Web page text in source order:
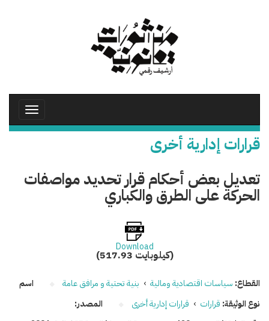
Toggle
قرارات إدارية أخرى
تعديل بعض أحكام قرار تحديد مواصفات
الحركة على الطرق والكباري
Download
(517.93 كيلوبايت)
القطاع: سياسات اقتصادية ومالية › بنية تحتية و مرافق عامة
نوع الوثيقة: قرارات › قرارات إدارية أخرى
اسم
المصدر: